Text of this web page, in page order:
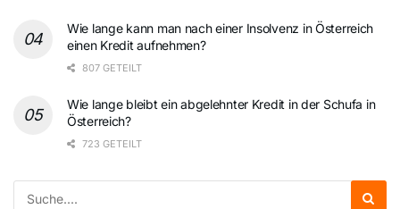
Wie lange kann man nach einer Insolvenz in Österreich
einen Kredit aufnehmen?
807 GETEILT
Wie lange bleibt ein abgelehnter Kredit in der Schufa in
Österreich?
723 GETEILT